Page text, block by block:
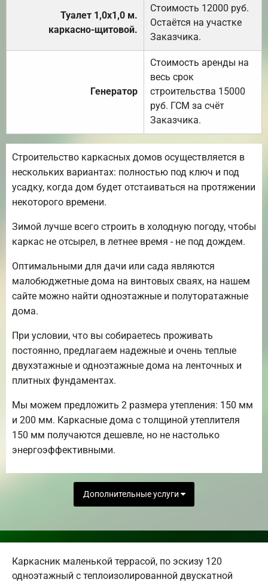
Туалет 1,0х1,0 м.
каркасно-щитовой.
Стоимость 12000 руб.
Остаётся на участке
Заказчика.
Генератор
Стоимость аренды на
весь срок
строительства 15000
руб. ГСМ за счёт
Заказчика.
Строительство каркасных домов осуществляется в
нескольких вариантах: полностью под ключ и под
усадку, когда дом будет отстаиваться на протяжении
некоторого времени.
Зимой лучше всего строить в холодную погоду, чтобы
каркас не отсырел, в летнее время - не под дождем.
Оптимальными для дачи или сада являются
малобюджетные дома на винтовых сваях, на нашем
сайте можно найти одноэтажные и полуторатажные
дома.
При условии, что вы собираетесь проживать
постоянно, предлагаем надежные и очень теплые
двухэтажные и одноэтажные дома на ленточных и
плитных фундаментах.
Мы можем предложить 2 размера утепления: 150 мм
и 200 мм. Каркасные дома с толщиной утеплителя
150 мм получаются дешевле, но не настолько
энергоэффективными.
Дополнительные услуги
Каркасник маленькой террасой, по эскизу 120
одноэтажный с теплоизолированной двускатной